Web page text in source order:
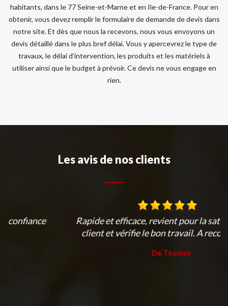
habitants, dans le 77 Seine-et-Marne et en Ile-de-France. Pour en
obtenir, vous devez remplir le formulaire de demande de devis dans
notre site. Et dès que nous la recevons, nous vous envoyons un
devis détaillé dans le plus bref délai. Vous y apercevrez le type de
travaux, le délai d’intervention, les produits et les matériels à
utiliser ainsi que le budget à prévoir. Ce devis ne vous engage en
rien.
Les avis de nos clients
Rapide et efficace, revient pour la satisfaction du
client et vérifie le bon travail. A recommander.